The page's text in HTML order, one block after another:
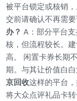
被平台锁定或核销
交前请确认不再需
办？ A：部分平台
核，但流程较长。
高。 闲置卡券长期
期。与其让价值白
京回收这样的平台
将大众点评礼品卡